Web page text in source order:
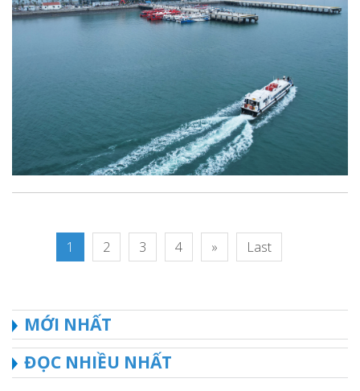
1 2 3 4 » Last
MỚI NHẤT
ĐỌC NHIỀU NHẤT